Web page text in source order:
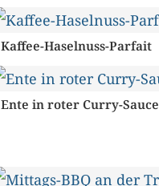
Kaffee-Haselnuss-Parfait
Ente in roter Curry-Sauce